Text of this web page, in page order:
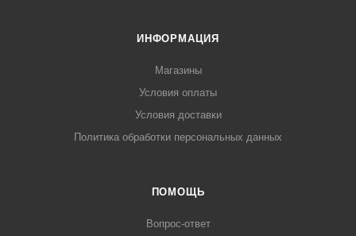
ИНФОРМАЦИЯ
Магазины
Условия оплаты
Условия доставки
Политика обработки персональных данных
ПОМОЩЬ
Вопрос-ответ